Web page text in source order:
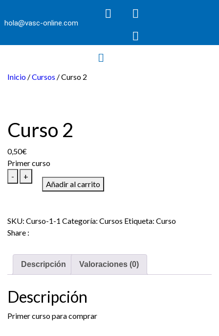
hola@vasc-online.com
Inicio /Cursos / Curso 2
Curso 2
0,50€
Primer curso
-
+
Añadir al carrito
SKU: Curso-1-1 Categoría: Cursos Etiqueta: Curso
Share :
Descripción Valoraciones (0)
Descripción
Primer curso para comprar